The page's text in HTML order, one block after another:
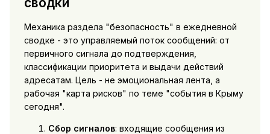
Механика раздела "безопасность" в ежедневной
сводке - это управляемый поток сообщений: от
первичного сигнала до подтверждения,
классификации приоритета и выдачи действий
адресатам. Цель - не эмоциональная лента, а
рабочая "карта рисков" по теме "события в Крыму
сегодня".
Сбор сигналов: входящие сообщения из